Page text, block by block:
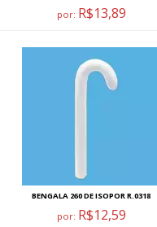
por: R$13,89
BENGALA 260 DE ISOPOR R.0318
por: R$12,59